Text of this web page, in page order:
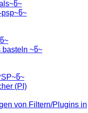
basteln ~წ~
(PI)
von Filtern/Plugins in